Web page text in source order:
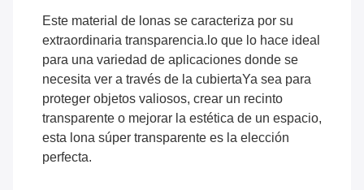
Este material de lonas se caracteriza por su
extraordinaria transparencia.lo que lo hace ideal
para una variedad de aplicaciones donde se
necesita ver a través de la cubiertaYa sea para
proteger objetos valiosos, crear un recinto
transparente o mejorar la estética de un espacio,
esta lona súper transparente es la elección
perfecta.